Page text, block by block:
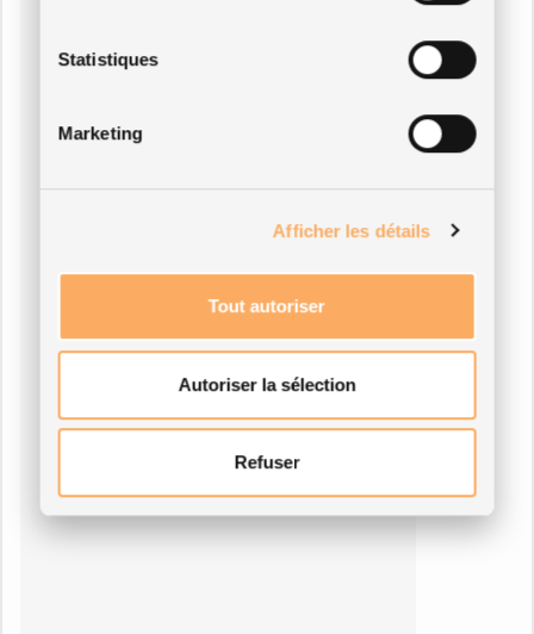
Statistiques
Marketing
Afficher les détails
Tout autoriser
Autoriser la sélection
Refuser